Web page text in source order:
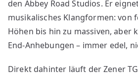
den Abbey Road Studios. Er
musikalisches Klangformen: von
Höhen bis hin zu massiven, aber
End-Anhebungen – immer edel,
Direkt dahinter läuft der Zener